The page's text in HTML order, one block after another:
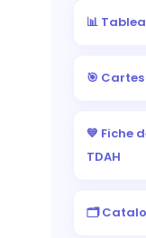
📊
🎯
💙 Fiche
TDAH
🗂️